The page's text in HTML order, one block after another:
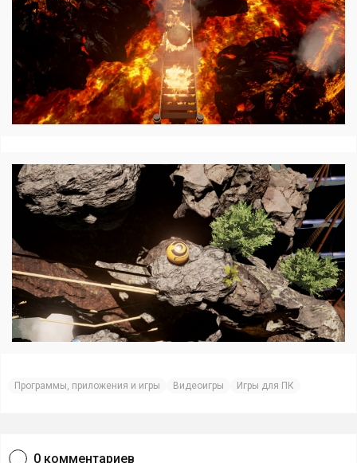
Программы, приложения и игры Видеоигры Игры для ПК
0 комментариев